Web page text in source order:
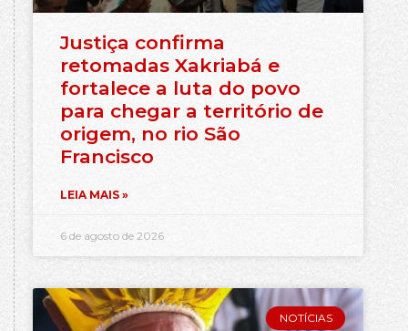
Justiça confirma
retomadas Xakriabá e
fortalece a luta do povo
para chegar a território de
origem, no rio São
Francisco
LEIA MAIS »
6 de agosto de 2026
NOTÍCIAS